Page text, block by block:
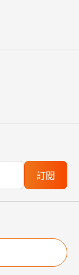
訂閱